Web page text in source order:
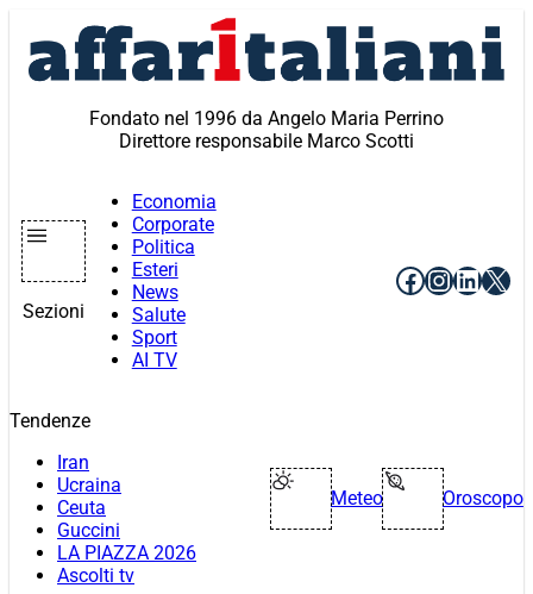
contenuto
Fondato nel 1996 da Angelo Maria Perrino
Direttore responsabile Marco Scotti
Sezioni
Economia
Corporate
Politica
Esteri
News
Salute
Sport
AI TV
Facebook
X
Tendenze
Iran
Ucraina
Ceuta
Guccini
LA PIAZZA 2026
Ascolti tv
Meteo Oroscopo